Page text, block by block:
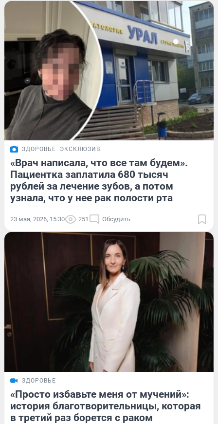
ЗДОРОВЬЕ ЭКСКЛЮЗИВ
«Врач написала, что все там будем».
Пациентка заплатила 680 тысяч
рублей за лечение зубов, а потом
узнала, что у нее рак полости рта
23 мая, 2026, 15:30 251 Обсудить
ЗДОРОВЬЕ
«Просто избавьте меня от мучений»:
история благотворительницы, которая
в третий раз борется с раком